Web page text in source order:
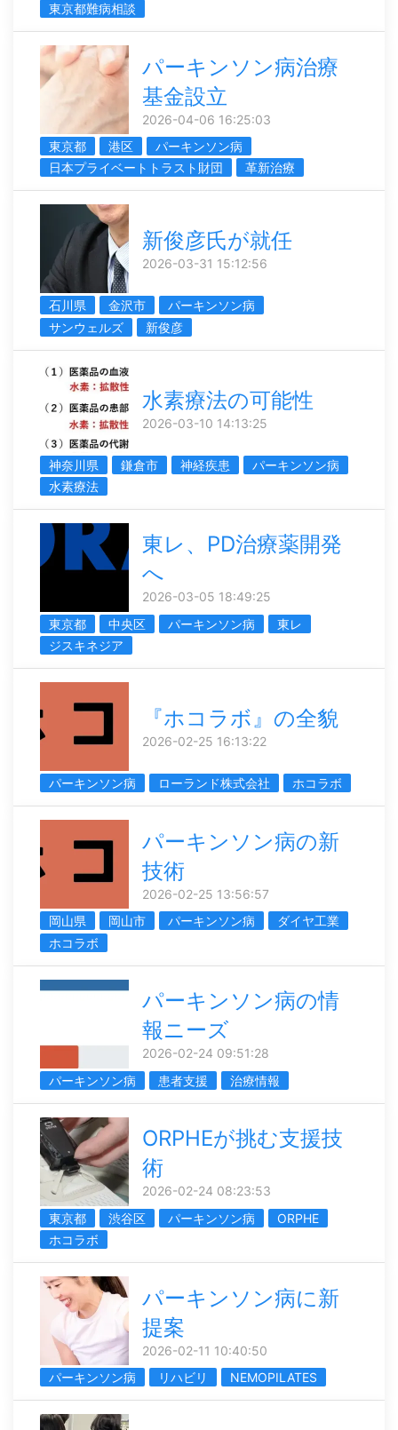
東京都難病相談
パーキンソン病治療
基金設立
2026-04-06 16:25:03
東京都
港区
パーキンソン病
日本プライベートトラスト財団
革新治療
新俊彦氏が就任
2026-03-31 15:12:56
石川県 金沢市
パーキンソン病
サンウェルズ
新俊彦
水素療法の可能性
2026-03-10 14:13:25
神奈川県 鎌倉市 神経疾患
パーキンソン病
水素療法
東レ、PD治療薬開発
へ
2026-03-05 18:49:25
東京都
中央区 パーキンソン病
東レ
ジスキネジア
『ホコラボ』の全貌
2026-02-25 16:13:22
パーキンソン病 ローランド株式会社 ホコラボ
パーキンソン病の新
技術
2026-02-25 13:56:57
岡山県
岡山市 パーキンソン病
ダイヤ工業
ホコラボ
パーキンソン病の情
報ニーズ
2026-02-24 09:51:28
パーキンソン病
患者支援 治療情報
ORPHEが挑む支援技
術
2026-02-24 08:23:53
東京都
渋谷区 パーキンソン病
ORPHE
ホコラボ
パーキンソン病に新
提案
2026-02-11 10:40:50
パーキンソン病
リハビリ NEMOPILATES